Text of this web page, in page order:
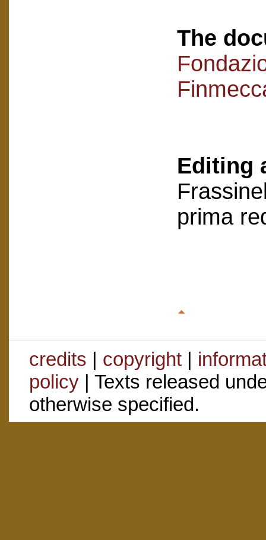
The
Editing
prima
credits | copyright|
policy| Texts released
otherwise specified.